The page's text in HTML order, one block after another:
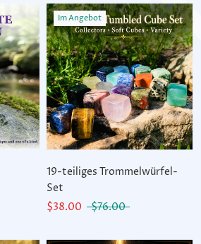
Im Angebot
19-teiliges Trommelwürfel-
Set
$38.00
$76.00